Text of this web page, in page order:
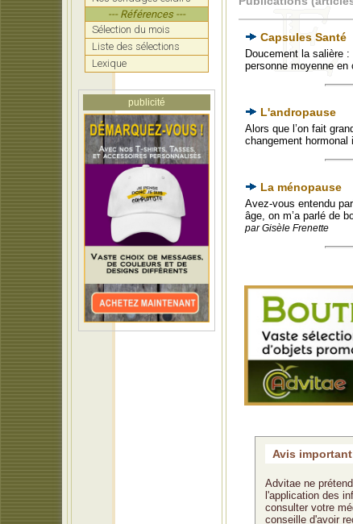
--- Références ---
Sélection du mois
Liste des sélections
Lexique
publicité
Capsules Santé
Doucement la salière
personne moyenne
L'andropause
Alors que l’on fait
changement hormonal
La ménopause
Avez-vous entendu
âge, on m’a parlé de
par Gisèle Frenette
Avis
Advitae ne
l'application des
consulter votre
conseille d'avoir